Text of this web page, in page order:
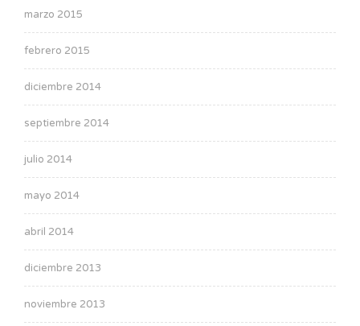
marzo 2015
febrero 2015
diciembre 2014
septiembre 2014
julio 2014
mayo 2014
abril 2014
diciembre 2013
noviembre 2013